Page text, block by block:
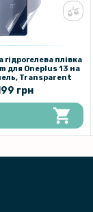
плівка
для Oneplus 13 на
Transparent
грн